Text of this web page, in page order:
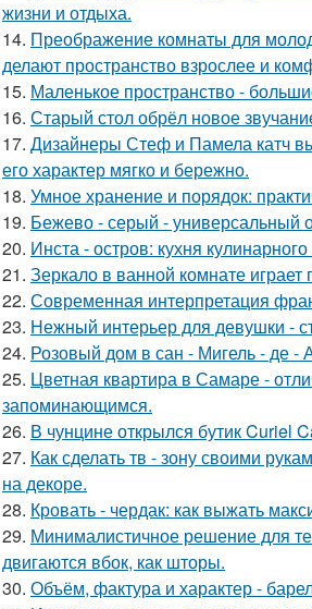
жизни и отдыха.
14. Преображение комнаты для
делают пространство взрослее и
15. Маленькое пространство -
16. Старый стол обрёл новое
17. Дизайнеры Стеф и Памела катч
его характер мягко и бережно.
18. Умное хранение и порядок:
19. Бежево - серый - универсальный
20. Инста - остров: кухня
21. Зеркало в ванной комнате
22. Современная интерпретация
23. Нежный интерьер для девушки -
24. Розовый дом в сан - Мигель - де -
25. Цветная квартира в Самаре -
запоминающимся.
26. В чунцине открылся бутик Curiel
27. Как сделать тв - зону своими
на декоре.
28. Кровать - чердак: как выжать
29. Минималистичное решение для
двигаются вбок, как шторы.
30. Объём, фактура и характер -